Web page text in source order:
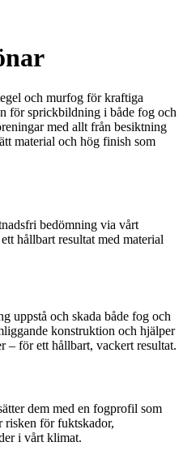
och murfog för kraftiga
för sprickbildning i både fog och
med allt från besiktning
material och hög finish som
bedömning via vårt
hållbart resultat med material
uppstå och skada både fog och
konstruktion och hjälper
– för ett hållbart, vackert resultat.
dem med en fogprofil som
risken för fuktskador,
i vårt klimat.